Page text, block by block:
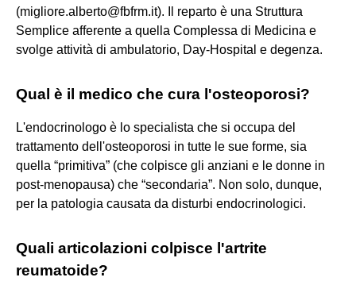
(migliore.alberto@fbfrm.it). Il reparto è una Struttura
Semplice afferente a quella Complessa di Medicina e
svolge attività di ambulatorio, Day-Hospital e degenza.
Qual è il medico che cura l'osteoporosi?
L'endocrinologo è lo specialista che si occupa del
trattamento dell'osteoporosi in tutte le sue forme, sia
quella “primitiva” (che colpisce gli anziani e le donne in
post-menopausa) che “secondaria”. Non solo, dunque,
per la patologia causata da disturbi endocrinologici.
Quali articolazioni colpisce l'artrite
reumatoide?